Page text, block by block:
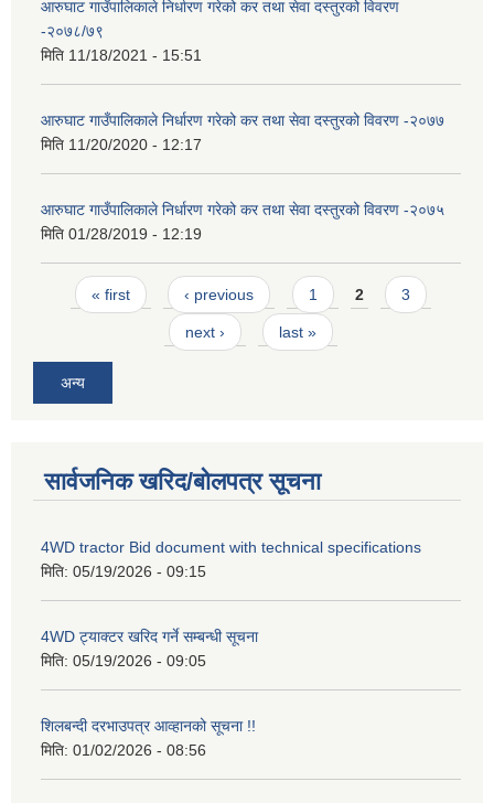
आरुघाट गाउँपालिकाले निर्धारण गरेको कर तथा सेवा दस्तुरको विवरण
-२०७८/७९
मिति 11/18/2021 - 15:51
आरुघाट गाउँपालिकाले निर्धारण गरेको कर तथा सेवा दस्तुरको विवरण -२०७७
मिति 11/20/2020 - 12:17
आरुघाट गाउँपालिकाले निर्धारण गरेको कर तथा सेवा दस्तुरको विवरण -२०७५
मिति 01/28/2019 - 12:19
Pages
« first ‹ previous 1 2 3
next › last »
अन्य
सार्वजनिक खरिद/बोलपत्र सूचना
4WD tractor Bid document with technical specifications
मिति: 05/19/2026 - 09:15
4WD ट्याक्टर खरिद गर्ने सम्बन्धी सूचना
मिति: 05/19/2026 - 09:05
शिलबन्दी दरभाउपत्र आव्हानको सूचना !!
मिति: 01/02/2026 - 08:56